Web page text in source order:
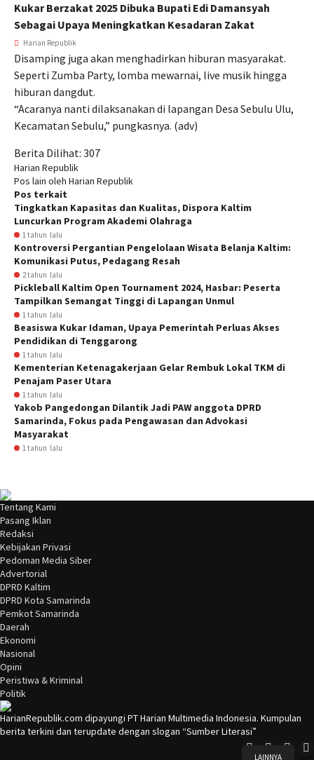
Kukar Berzakat 2025 Dibuka Bupati Edi Damansyah
Sebagai Upaya Meningkatkan Kesadaran Zakat
Harian Republik
Disamping juga akan menghadirkan hiburan masyarakat.
Seperti Zumba Party, lomba mewarnai, live musik hingga
hiburan dangdut.
“Acaranya nanti dilaksanakan di lapangan Desa Sebulu Ulu,
Kecamatan Sebulu,” pungkasnya. (adv)
Berita Dilihat: 307
Harian Republik
Pos lain oleh Harian Republik
Pos terkait
Tingkatkan Kapasitas dan Kualitas, Dispora Kaltim
Luncurkan Program Akademi Olahraga
1 tahun lalu
Kontroversi Pergantian Pengelolaan Wisata Belanja Kaltim:
Komunikasi Putus, Pedagang Resah
2 tahun lalu
Pickleball Kaltim Open Tournament 2024, Hasbar: Peserta
Tampilkan Semangat Tinggi di Lapangan Unmul
1 tahun lalu
Beasiswa Kukar Idaman, Upaya Pemerintah Perluas Akses
Pendidikan di Tenggarong
1 tahun lalu
Kementerian Ketenagakerjaan Gelar Rembuk Lokal TKM di
Penajam Paser Utara
1 tahun lalu
Yakob Pangedongan Dilantik Jadi PAW anggota DPRD
Samarinda, Fokus pada Pengawasan dan Advokasi
Masyarakat
1 tahun lalu
LAINNYA
Tentang Kami
Pasang Iklan
Redaksi
Kebijakan Privasi
Pedoman Media Siber
Advertorial
DPRD Kaltim
DPRD Kota Samarinda
Pemkot Samarinda
Daerah
Ekonomi
Nasional
Opini
Peristiwa & Kriminal
Politik
HarianRepublik.com dipayungi PT Harian Multimedia Indonesia. Kumpulan
berita terkini dan terupdate dengan slogan “Sumber Literasi”